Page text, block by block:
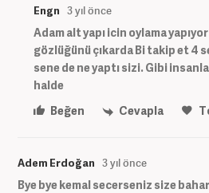
Engn 3 yıl önce
Adam alt yapı icin oylama
gözlüğünü çıkarda Bi takip et 4
sene de ne yaptı sizi. Gibi
halde
Beğen
Cevapla
Adem Erdoğan 3 yıl önce
Bye bye kemal secerseniz size